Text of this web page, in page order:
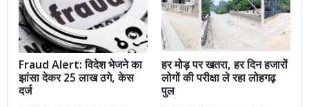
Fraud Alert: विदेश भेजने का
झांसा देकर 25 लाख ठगे, केस
दर्ज
हर मोड़ पर खतरा, हर दिन हजारों
लोगों की परीक्षा ले रहा लोहगढ़
पुल